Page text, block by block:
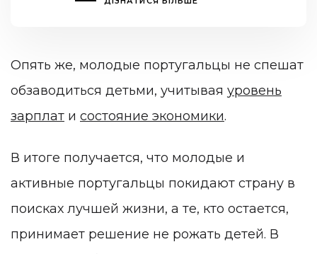
Опять же, молодые португальцы не спешат
обзаводиться детьми, учитывая уровень
зарплат и состояние экономики.
В итоге получается, что молодые и
активные португальцы покидают страну в
поисках лучшей жизни, а те, кто остается,
принимает решение не рожать детей. В